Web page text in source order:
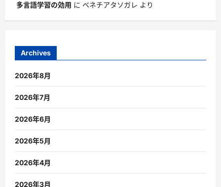
多言語学習の効用 に ベネチアタソガレ より
Archives
2026年8月
2026年7月
2026年6月
2026年5月
2026年4月
2026年3月